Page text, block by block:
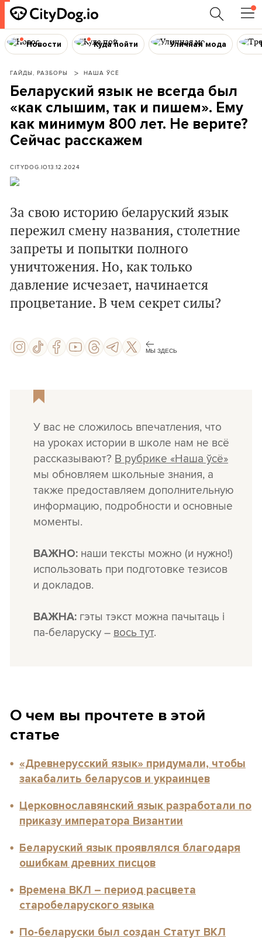
Новости Куда пойти Уличная мода
ГАЙДЫ, РАЗБОРЫ НАША ЎСЁ
Беларуский язык не всегда был
«как слышим, так и пишем». Ему
как минимум 800 лет. Не верите?
Сейчас расскажем
CITYDOG.IO13.12.2024
За свою историю беларуский язык
пережил смену названия, столетние
запреты и попытки полного
уничтожения. Но, как только
давление исчезает, начинается
процветание. В чем секрет силы?
МЫ ЗДЕСЬ
У вас не сложилось впечатления, что
на уроках истории в школе нам не всё
рассказывают? В рубрике «Наша ўсё»
мы обновляем школьные знания, а
также предоставляем дополнительную
информацию, подробности и основные
моменты.
ВАЖНО: наши тексты можно (и нужно!)
использовать при подготовке тезисов
и докладов.
ВАЖНА: гэты тэкст можна пачытаць і
па-беларуску – вось тут.
О чем вы прочтете в этой
статье
«Древнерусский язык» придумали, чтобы
закабалить беларусов и украинцев
Церковнославянский язык разработали по
приказу императора Византии
Беларуский язык проявлялся благодаря
ошибкам древних писцов
Времена ВКЛ – период расцвета
старобеларуского языка
По-беларуски был создан Статут ВКЛ